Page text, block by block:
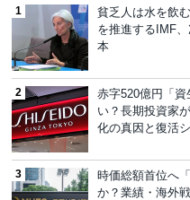
貧乏人は水を飲
を推進するIMF
本
赤字520億円「
い？長期投資家
化の真因と復活
時価総額首位へ
か？業績・海外